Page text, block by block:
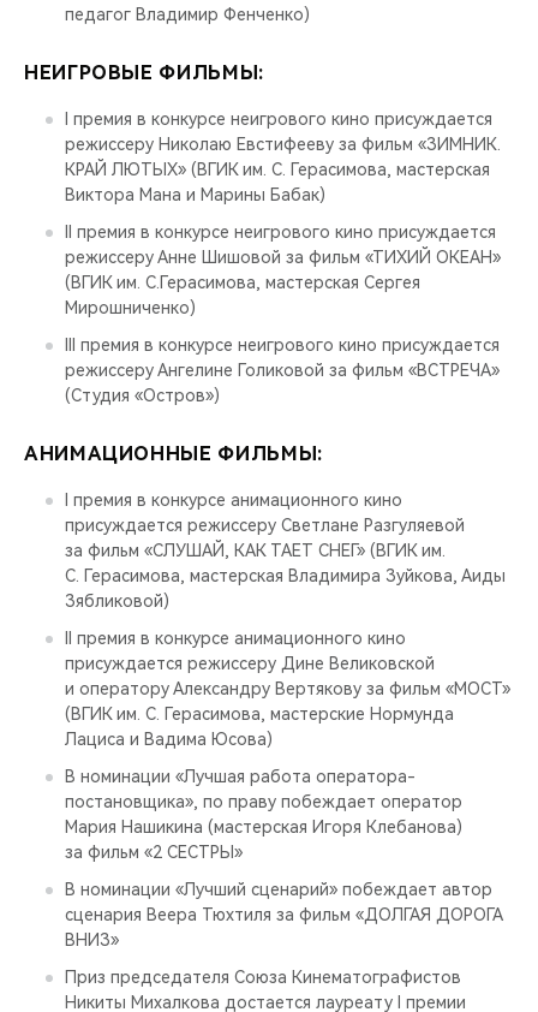
педагог Владимир Фенченко)
НЕИГРОВЫЕ ФИЛЬМЫ:
I премия в конкурсе неигрового кино присуждается
режиссеру Николаю Евстифееву за фильм «ЗИМНИК.
КРАЙ ЛЮТЫХ» (ВГИК им. С. Герасимова, мастерская
Виктора Мана и Марины Бабак)
II премия в конкурсе неигрового кино присуждается
режиссеру Анне Шишовой за фильм «ТИХИЙ ОКЕАН»
(ВГИК им. С.Герасимова, мастерская Сергея
Мирошниченко)
III премия в конкурсе неигрового кино присуждается
режиссеру Ангелине Голиковой за фильм «ВСТРЕЧА»
(Студия «Остров»)
АНИМАЦИОННЫЕ ФИЛЬМЫ:
I премия в конкурсе анимационного кино
присуждается режиссеру Светлане Разгуляевой
за фильм «СЛУШАЙ, КАК ТАЕТ СНЕГ» (ВГИК им.
С. Герасимова, мастерская Владимира Зуйкова, Аиды
Зябликовой)
II премия в конкурсе анимационного кино
присуждается режиссеру Дине Великовской
и оператору Александру Вертякову за фильм «МОСТ»
(ВГИК им. С. Герасимова, мастерские Нормунда
Лациса и Вадима Юсова)
В номинации «Лучшая работа оператора-
постановщика», по праву побеждает оператор
Мария Нашикина (мастерская Игоря Клебанова)
за фильм «2 СЕСТРЫ»
В номинации «Лучший сценарий» побеждает автор
сценария Веера Тюхтиля за фильм «ДОЛГАЯ ДОРОГА
ВНИЗ»
Приз председателя Союза Кинематографистов
Никиты Михалкова достается лауреату I премии